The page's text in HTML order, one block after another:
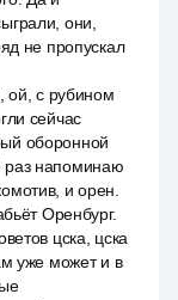
они,
не пропускал
ой, с рубином
сейчас
оборонной
раз напоминаю
и орен.
Оренбург.
цска, цска
уже может и в